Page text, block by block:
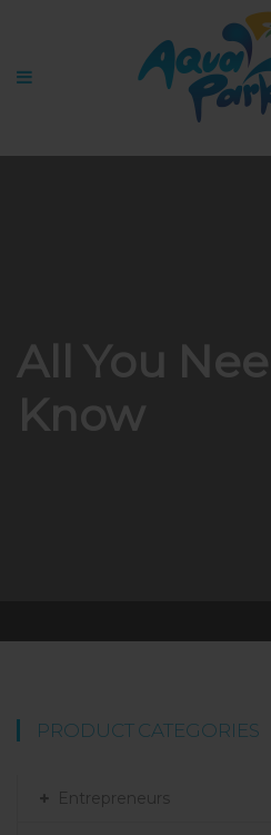
All You
Know
PRODUCT CATEGORIES
Entrepreneurs